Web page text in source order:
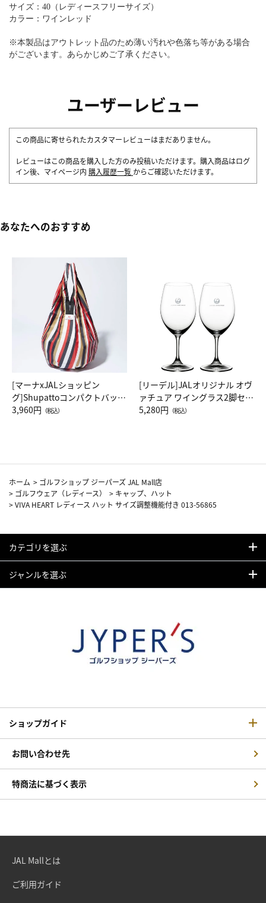
サイズ：40（レディースフリーサイズ）
カラー：ワインレッド
※本製品はアウトレット品のため薄い汚れや色落ち等がある場合
がございます。あらかじめご了承ください。
ユーザーレビュー
この商品に寄せられたカスタマーレビューはまだありません。
レビューはこの商品を購入した方のみ投稿いただけます。購入商品はログ
イン後、マイページ内 購入履歴一覧 からご確認いただけます。
あなたへのおすすめ
[マーナxJALショッピン
グ]Shupattoコンパクトバッグ
Drop JAL客室乗務員（LC）ス
3,960円 （税込）
[リーデル]JALオリジナル オヴ
ァチュア ワイングラス2脚セッ
ト（レッドワイン）
5,280円 （税込）
ホーム > ゴルフショップ ジーパーズ JAL Mall店
> ゴルフウェア（レディース） > キャップ、ハット
>VIVA HEART レディース ハット サイズ調整機能付き 013-56865
カテゴリを選ぶ
ジャンルを選ぶ
ショップガイド
お問い合わせ先
特商法に基づく表示
JAL Mallとは
ご利用ガイド